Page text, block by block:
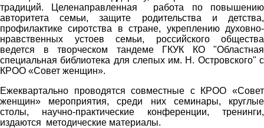
традиций. Целенаправленная работа по повышению
авторитета семьи, защите родительства и детства,
профилактике сиротства в стране, укреплению духовно-
нравственных устоев семьи, российского общества
ведется в творческом тандеме ГКУК КО "Областная
специальная библиотека для слепых им. Н. Островского" с
КРОО «Совет женщин».
Ежеквартально проводятся совместные с КРОО «Совет
женщин» мероприятия, среди них семинары, круглые
столы, научно-практические конференции, тренинги,
издаются методические материалы.